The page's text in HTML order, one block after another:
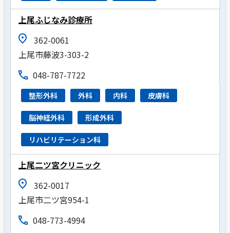
上尾ふじなみ診療所
362-0061
上尾市藤波3-303-2
048-787-7722
整形外科 外科 内科 皮膚科
脳神経外科 形成外科
リハビリテーション科
上尾二ツ宮クリニック
362-0017
上尾市二ツ宮954-1
048-773-4994